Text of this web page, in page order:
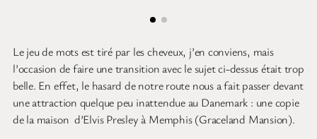
Le jeu de mots est tiré par les cheveux, j’en conviens, mais
l’occasion de faire une transition avec le sujet ci-dessus était trop
belle. En effet, le hasard de notre route nous a fait passer devant
une attraction quelque peu inattendue au Danemark : une copie
de la maison d’Elvis Presley à Memphis (Graceland Mansion).